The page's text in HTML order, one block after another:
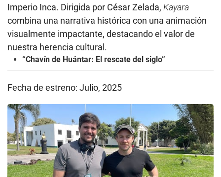
Imperio Inca. Dirigida por César Zelada, Kayara
combina una narrativa histórica con una animación
visualmente impactante, destacando el valor de
nuestra herencia cultural.
“Chavín de Huántar: El rescate del siglo”
Fecha de estreno: Julio, 2025